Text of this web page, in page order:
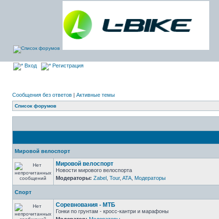
Вход Регистрация
Сообщения без ответов | Активные темы
Список форумов
Мировой велоспорт
Мировой велоспорт
Новости мирового велоспорта
Модераторы: Zabel Tour, ATA Модераторы
Спорт
Соревнования - МТБ
Гонки по грунтам - кросс-кантри и марафоны